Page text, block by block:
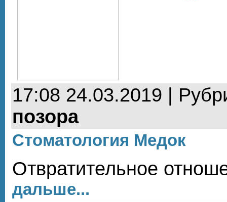
17:08 24.03.2019 |
позора
Стоматология Медок
Отвратительное
дальше...